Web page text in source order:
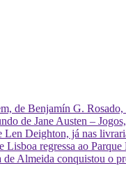
de Benjamín G. Rosado,
de Jane Austen –
Len Deighton, já nas
Lisboa regressa ao
Almeida conquistou o